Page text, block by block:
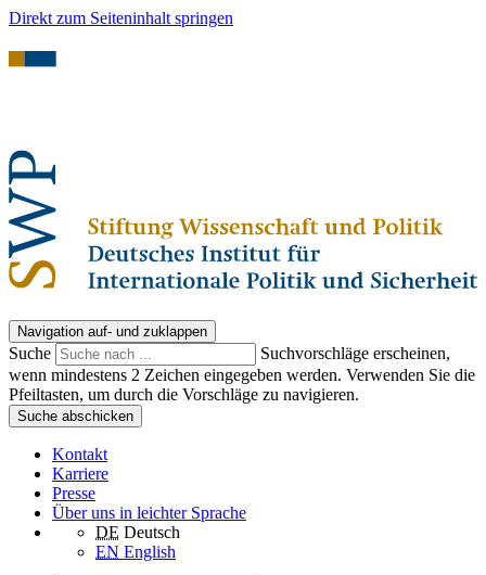
Direkt zum Seiteninhalt springen
Navigation auf- und zuklappen
Suche
Suchvorschläge erscheinen,
wenn mindestens 2 Zeichen eingegeben werden. Verwenden Sie die
Pfeiltasten, um durch die Vorschläge zu navigieren.
Suche abschicken
Kontakt
Karriere
Presse
Über uns in leichter Sprache
DE Deutsch
EN English